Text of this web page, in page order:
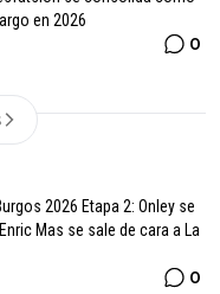
en 2026
0
2026 Etapa 2: Onley se
Mas se sale de cara a La
0